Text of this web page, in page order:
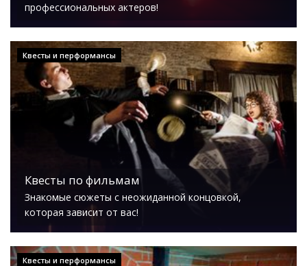
профессиональных актеров!
Квесты и перформансы
Квесты по фильмам
Знакомые сюжеты с неожиданной концовкой,
которая зависит от вас!
Квесты и перформансы